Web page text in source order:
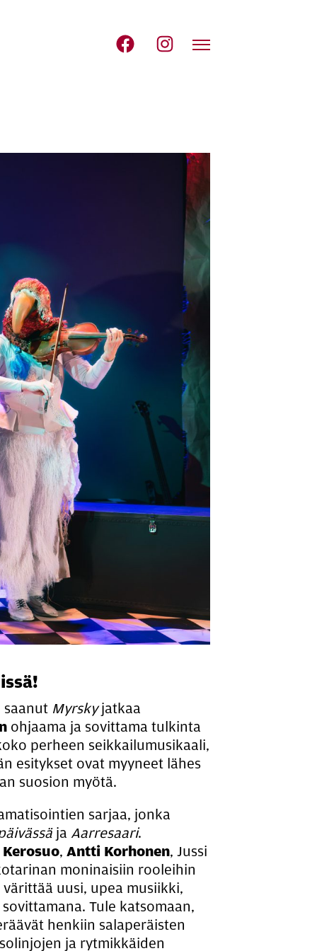
Myrskyjatkaa
ohjaama ja sovittama tulkinta
perheen seikkailumusikaali,
esitykset ovat myyneet lähes
suosion myötä.
sarjaa, jonka
ja Aarresaari.
, Antti Korhonen, Jussi
moninaisiin rooleihin
uusi, upea musiikki,
Tule katsomaan,
henkiin salaperäisten
ja rytmikkäiden